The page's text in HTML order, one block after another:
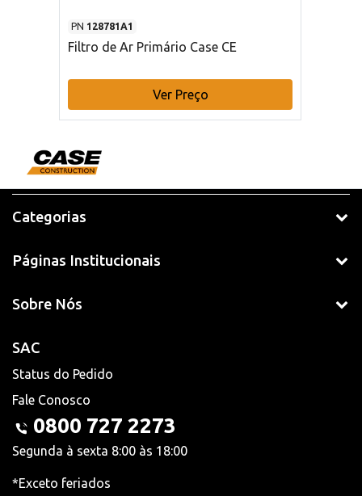
PN 128781A1
Filtro de Ar Primário Case CE
Ver Preço
Categorias
Páginas Institucionais
Sobre Nós
SAC
Status do Pedido
Fale Conosco
0800 727 2273
Segunda à sexta 8:00 às 18:00
*Exceto feriados